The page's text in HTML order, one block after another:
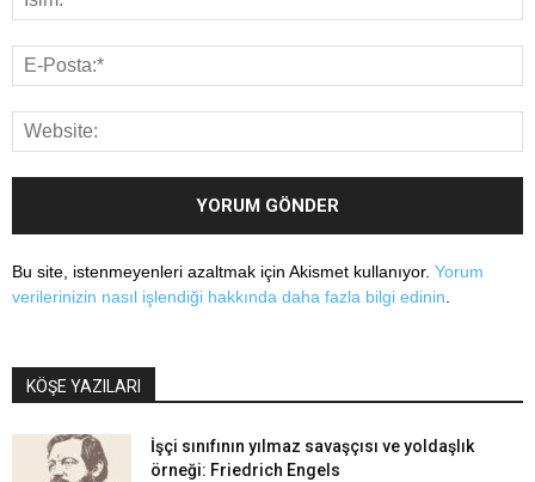
Bu site, istenmeyenleri azaltmak için Akismet kullanıyor. Yorum
verilerinizin nasıl işlendiği hakkında daha fazla bilgi edinin.
KÖŞE YAZILARI
İşçi sınıfının yılmaz savaşçısı ve yoldaşlık
örneği: Friedrich Engels